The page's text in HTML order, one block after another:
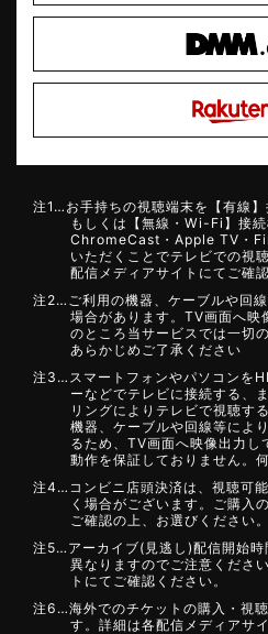
注1…お手持ちの視聴端末を【有線
もしくは【無線・Wi-Fi】接
ChromeCast・Apple TV・
いただくことでテレビでの視
配信メディアサイトにてご確認
注2…ご利用の機器、ケーブルや回
場合があります。TV画面へ映
のところ当サービスでは一切
あらかじめご了承ください
注3…スマートフォンやパソコンを
ーなどでテレビに接続する、
リングによりテレビで視聴す
機器、ケーブルや回線等によ
るため、TV画面へ映像出力し
動作を保証しておりません。
注4…コンビニ店頭決済は、視聴可
く場合がございます。ご購入
ご確認の上、お選びください。
注5…アーカイブ(見逃し)配信開始時
異なりますのでご注意くださ
トにてご確認ください。
注6…海外でのチケットの購入・視
す。詳細は各配信メディアサ